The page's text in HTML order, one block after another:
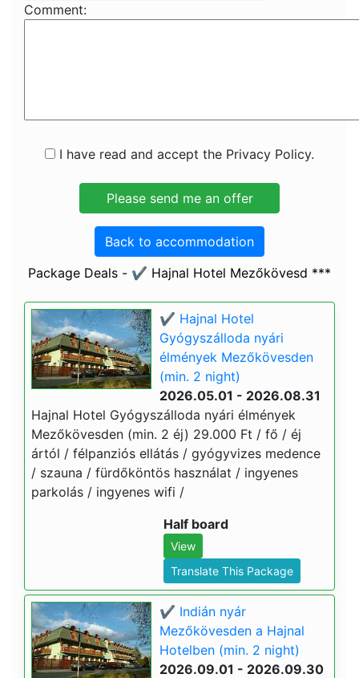
Comment:
I have read and accept the Privacy Policy.
Back to accommodation
Package Deals - ✔️ Hajnal Hotel Mezőkövesd ***
✔️ Hajnal Hotel
Gyógyszálloda nyári
élmények Mezőkövesden
(min. 2 night)
2026.05.01 - 2026.08.31
Hajnal Hotel Gyógyszálloda nyári élmények
Mezőkövesden (min. 2 éj) 29.000 Ft / fő / éj
ártól / félpanziós ellátás / gyógyvizes medence
/ szauna / fürdőköntös használat / ingyenes
parkolás / ingyenes wifi /
Half board
View
Translate This Package
✔️ Indián nyár
Mezőkövesden a Hajnal
Hotelben (min. 2 night)
2026.09.01 - 2026.09.30